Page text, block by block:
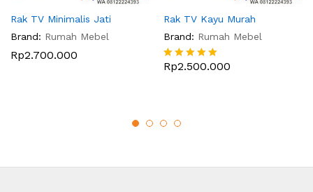
Rak TV Minimalis Jati
Brand: Rumah Mebel
Rp2.700.000
Rak TV Kayu Murah
Brand: Rumah Mebel
Dinilai
Rp2.500.000